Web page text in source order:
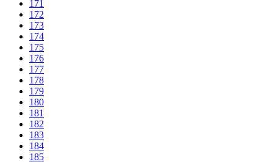
171
172
173
174
175
176
177
178
179
180
181
182
183
184
185